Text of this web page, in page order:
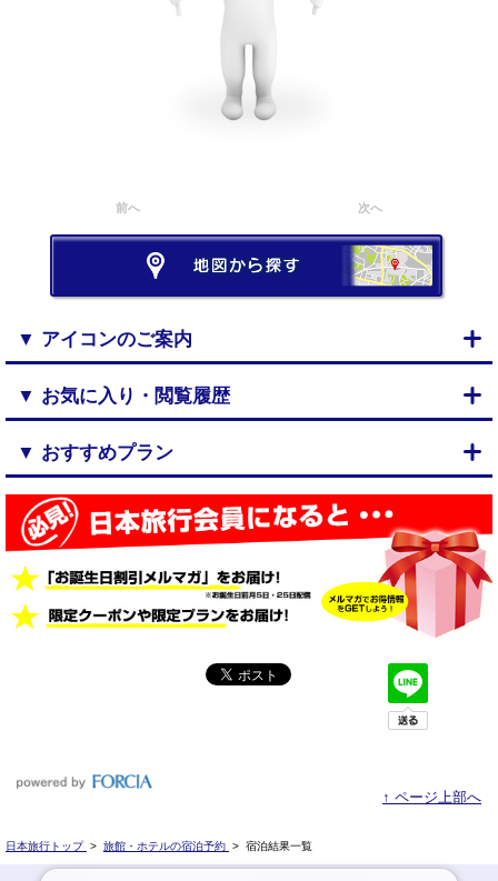
前へ 次へ
▼ アイコンのご案内
▼ お気に入り・閲覧履歴
▼ おすすめプラン
↑ ページ上部へ
日本旅行トップ > 旅館・ホテルの宿泊予約 > 宿泊結果一覧